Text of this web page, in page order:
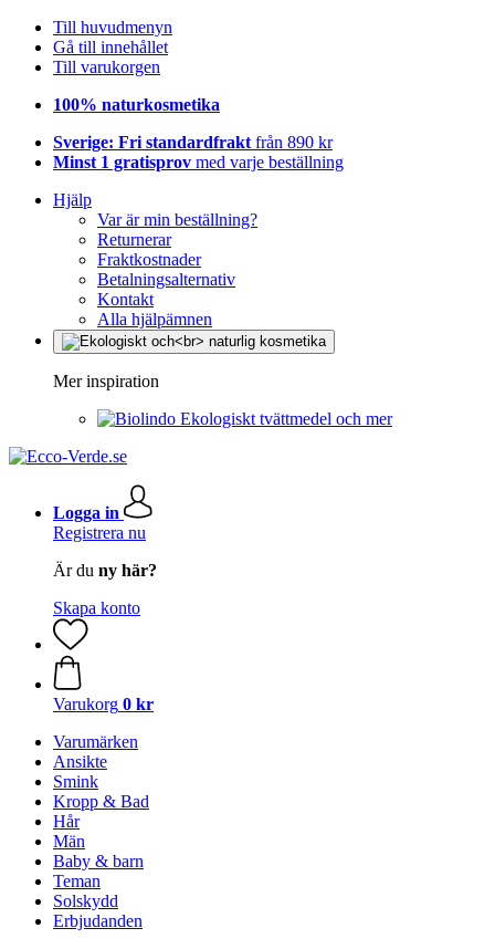
Till huvudmenyn
Gå till innehållet
Till varukorgen
100% naturkosmetika
Sverige: Fri standardfrakt från 890 kr
Minst 1 gratisprov med varje beställning
Hjälp
Var är min beställning?
Returnerar
Fraktkostnader
Betalningsalternativ
Kontakt
Alla hjälpämnen
Mer inspiration
Ekologiskt tvättmedel och mer
Logga in
Registrera nu
Är du ny här?
Skapa konto
Varukorg 0 kr
Varumärken
Ansikte
Smink
Kropp & Bad
Hår
Män
Baby & barn
Teman
Solskydd
Erbjudanden